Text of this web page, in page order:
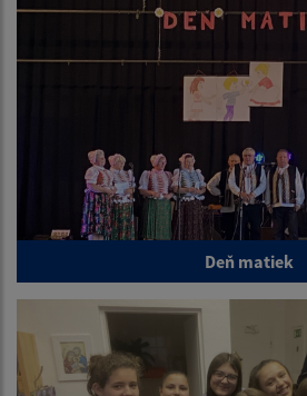
Deň matiek